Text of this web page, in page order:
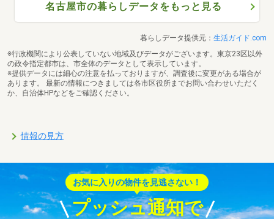
名古屋市の暮らしデータをもっと見る
暮らしデータ提供元： 生活ガイド.com
※行政機関により公表していない地域及びデータがございます。東京23区以外
の政令指定都市は、市全体のデータとして表示しています。
※提供データには細心の注意を払っておりますが、調査後に変更がある場合が
あります。 最新の情報につきましては各市区役所までお問い合わせいただく
か、自治体HPなどをご確認ください。
情報の見方
お気に入りの物件を見逃さない！
プッシュ通知で